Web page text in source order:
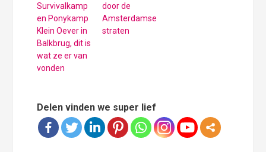
Survivalkamp
en Ponykamp
Klein Oever in
Balkbrug, dit is
wat ze er van
vonden
door de
Amsterdamse
straten
Delen vinden we super lief